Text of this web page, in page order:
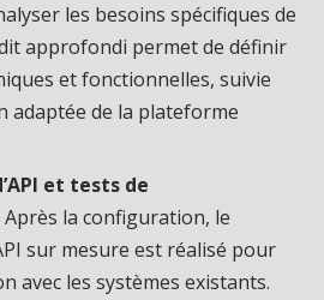
les besoins spécifiques de
approfondi permet de définir
et fonctionnelles, suivie
adaptée de la plateforme
et tests de
Après la configuration, le
sur mesure est réalisé pour
avec les systèmes existants.